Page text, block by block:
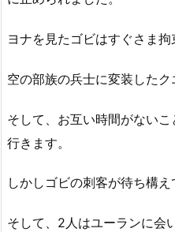
ヨナを見たゴビはすぐさま拘
空の部族の兵士に変装したク
そして、お互い時間がない
行きます。
しかしゴビの刺客が待ち構え
そして、2人はユーランに会